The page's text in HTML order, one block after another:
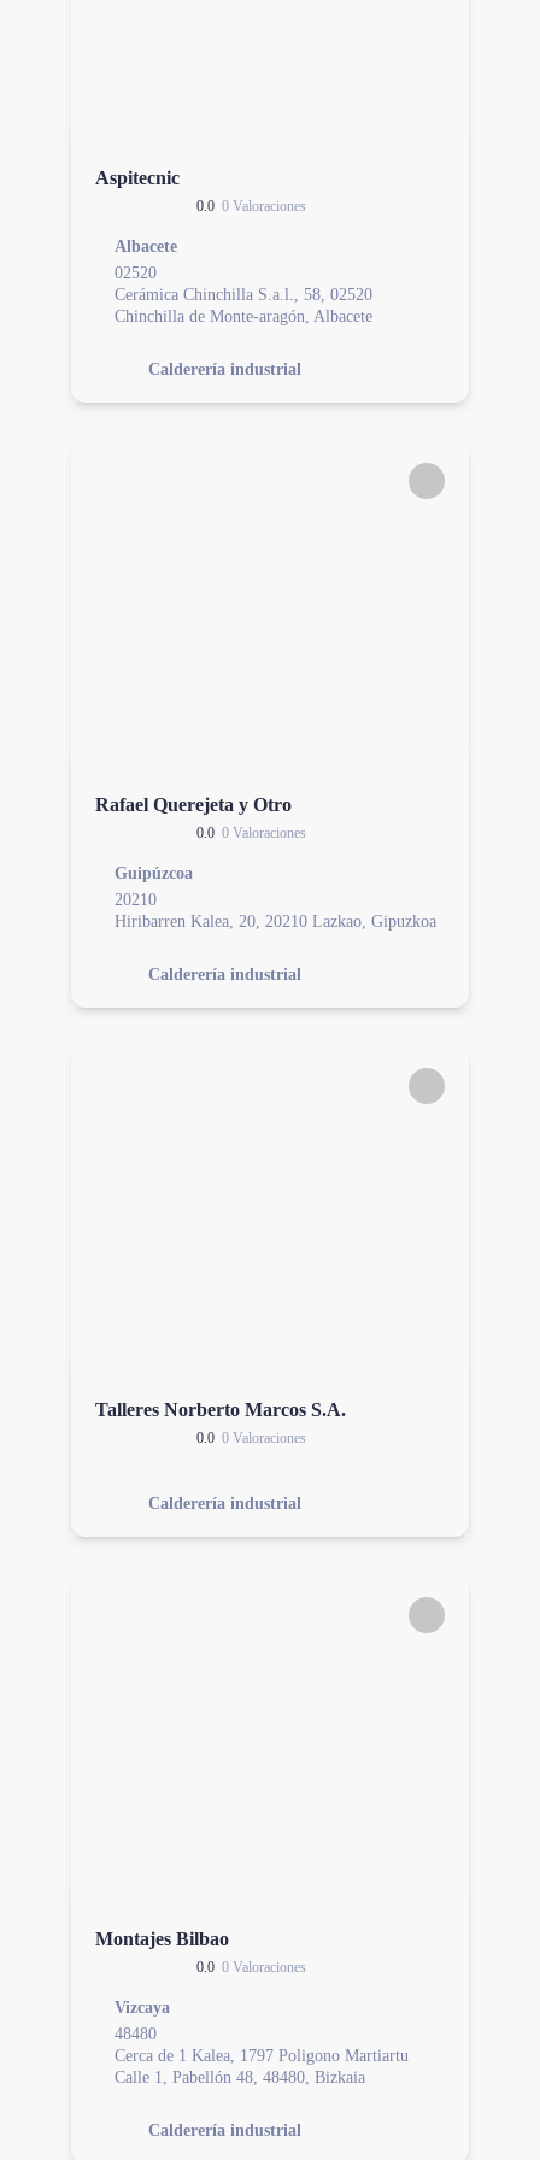
Aspitecnic
0.0 0 Valoraciones
Albacete
02520
Cerámica Chinchilla S.a.l., 58, 02520
Chinchilla de Monte-aragón, Albacete
Calderería industrial
Rafael Querejeta y Otro
0.0 0 Valoraciones
Guipúzcoa
20210
Hiribarren Kalea, 20, 20210 Lazkao, Gipuzkoa
Calderería industrial
Talleres Norberto Marcos S.A.
0.0 0 Valoraciones
Calderería industrial
Montajes Bilbao
0.0 0 Valoraciones
Vizcaya
48480
Cerca de 1 Kalea, 1797 Poligono Martiartu
Calle 1, Pabellón 48, 48480, Bizkaia
Calderería industrial